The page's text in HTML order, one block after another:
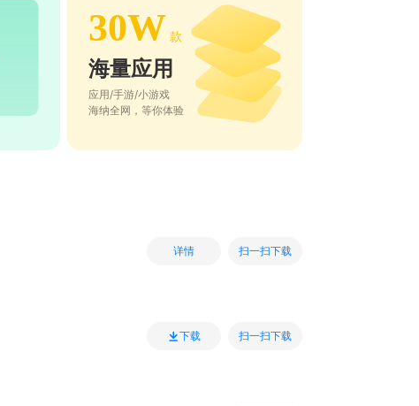
30W 款
海量应用
应用/手游/小游戏
海纳全网，等你体验
详情 扫一扫下载
下载 扫一扫下载